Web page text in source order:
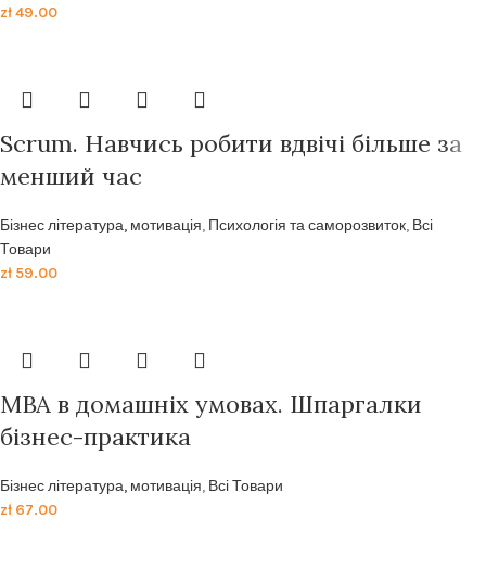
zł49.00
Scrum. Навчись робити вдвічі більше за
менший час
Бізнес література, мотивація, Психологія та саморозвиток, Всі
Товари
zł 59.00
MBA в домашніх умовах. Шпаргалки
бізнес-практика
Бізнес література, мотивація, Всі Товари
zł 67.00